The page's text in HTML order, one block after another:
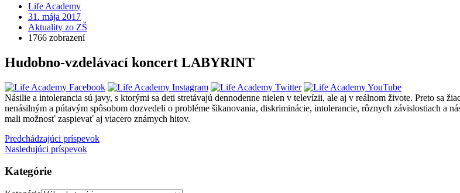
Life Academy
31. mája 2017
Aktuality zo ZŠ
1766 zobrazení
Hudobno-vzdelávací koncert LABYRINT
Násilie a intolerancia sú javy, s ktorými sa deti stretávajú dennodenne nielen v televízii, ale aj v reálnom živote. Preto sa
nenásilným a pútavým spôsobom dozvedeli o probléme šikanovania, diskriminácie, intolerancie, rôznych závislostiach a
mali možnosť zaspievať aj viacero známych hitov.
Predchádzajúci príspevok
Nasledujúci príspevok
Kategórie